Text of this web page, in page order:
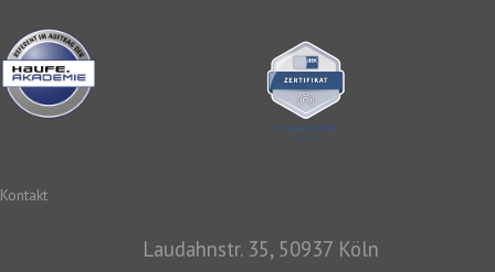
Kontakt
Laudahnstr. 35, 50937 Köln